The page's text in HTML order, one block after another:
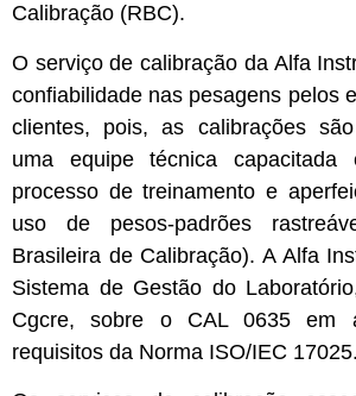
Calibração (RBC).
O serviço de calibração da Alfa
confiabilidade nas pesagens pelos
clientes, pois, as calibrações
uma equipe técnica capacitada
processo de treinamento e
uso de pesos-padrões
Brasileira de Calibração). A Alfa
Sistema de Gestão do
Cgcre, sobre o CAL 0635 em
requisitos da Norma ISO/IEC 17025.